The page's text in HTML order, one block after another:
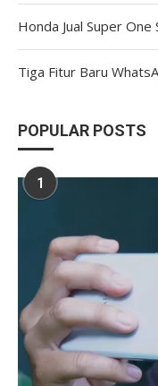
Honda Jual Super
Tiga Fitur Baru
POPULAR POSTS
1